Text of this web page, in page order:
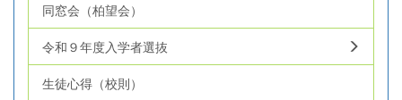
同窓会（柏望会）
令和９年度入学者選抜
生徒心得（校則）